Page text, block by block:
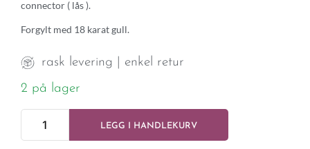
connector ( lås ).
Forgylt med 18 karat gull.
rask levering | enkel retur
2 på lager
LEGG I HANDLEKURV